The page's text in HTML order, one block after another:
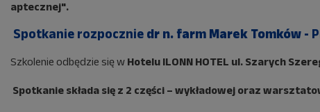
aptecznej".
Spotkanie rozpocznie dr n. farm Marek Tomków -
Szkolenie odbędzie się w Hotelu ILONN HOTEL ul. Szarych
Spotkanie składa się z 2 części – wykładowej oraz